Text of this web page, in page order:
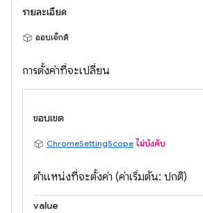
รายละเอียด
ออบเจ็กต์
การตั้งค่าที่จะเปลี่ยน
ขอบเขต
ChromeSettingScope ไม่บังคับ
ตำแหน่งที่จะตั้งค่า (ค่าเริ่มต้น: ปกติ)
value